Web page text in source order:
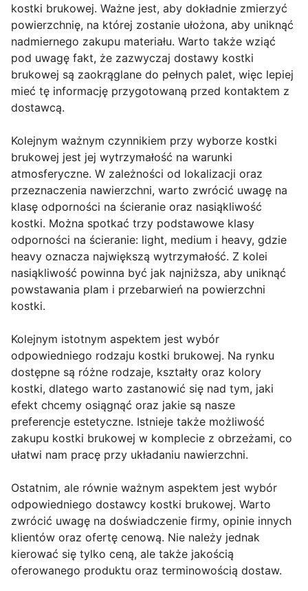
kostki brukowej. Ważne jest, aby dokładnie zmierzyć
powierzchnię, na której zostanie ułożona, aby uniknąć
nadmiernego zakupu materiału. Warto także wziąć
pod uwagę fakt, że zazwyczaj dostawy kostki
brukowej są zaokrąglane do pełnych palet, więc lepiej
mieć tę informację przygotowaną przed kontaktem z
dostawcą.
Kolejnym ważnym czynnikiem przy wyborze kostki
brukowej jest jej wytrzymałość na warunki
atmosferyczne. W zależności od lokalizacji oraz
przeznaczenia nawierzchni, warto zwrócić uwagę na
klasę odporności na ścieranie oraz nasiąkliwość
kostki. Można spotkać trzy podstawowe klasy
odporności na ścieranie: light, medium i heavy, gdzie
heavy oznacza największą wytrzymałość. Z kolei
nasiąkliwość powinna być jak najniższa, aby uniknąć
powstawania plam i przebarwień na powierzchni
kostki.
Kolejnym istotnym aspektem jest wybór
odpowiedniego rodzaju kostki brukowej. Na rynku
dostępne są różne rodzaje, kształty oraz kolory
kostki, dlatego warto zastanowić się nad tym, jaki
efekt chcemy osiągnąć oraz jakie są nasze
preferencje estetyczne. Istnieje także możliwość
zakupu kostki brukowej w komplecie z obrzeżami, co
ułatwi nam pracę przy układaniu nawierzchni.
Ostatnim, ale równie ważnym aspektem jest wybór
odpowiedniego dostawcy kostki brukowej. Warto
zwrócić uwagę na doświadczenie firmy, opinie innych
klientów oraz ofertę cenową. Nie należy jednak
kierować się tylko ceną, ale także jakością
oferowanego produktu oraz terminowością dostaw.